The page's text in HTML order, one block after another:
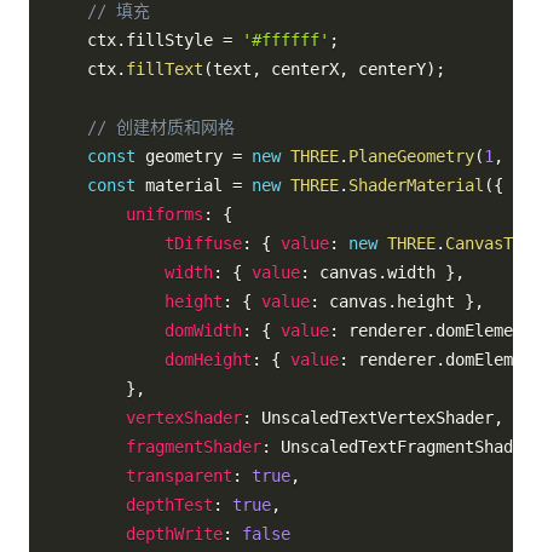
// 填充
    ctx
. fillStyle = '#ffffff' ;
    ctx
. fillText (text , centerX, centerY) ;
// 创建材质和网格
const geometry = new THREE. PlaneGeometry(1,
const material = new THREE. ShaderMaterial ({
uniforms :
{
tDiffuse: { value: new THREE.
width: { value: canvas .width } ,
height : { value: canvas . height } ,
domWidth: { value: renderer. domElement
domHeight : { value: renderer. domElement
} ,
vertexShader: UnscaledTextVertexShader,
fragmentShader: UnscaledTextFragmentShader
transparent : true,
depthTest : true,
depthWrite:
false